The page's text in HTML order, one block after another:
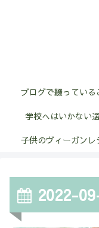
ブログで綴っている
学校へはいかない
子供のヴィーガンレ
2022-